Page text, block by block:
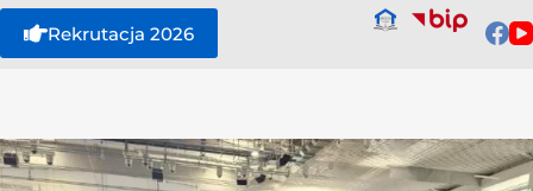
Rekrutacja 2026